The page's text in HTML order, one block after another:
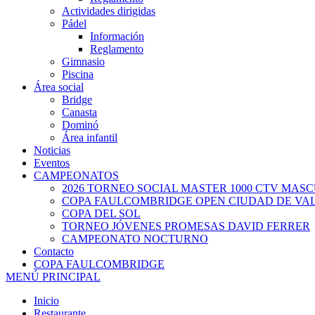
Actividades dirigidas
Pádel
Información
Reglamento
Gimnasio
Piscina
Área social
Bridge
Canasta
Dominó
Área infantil
Noticias
Eventos
CAMPEONATOS
2026 TORNEO SOCIAL MASTER 1000 CTV
COPA FAULCOMBRIDGE OPEN CIUDAD DE
COPA DEL SOL
TORNEO JÓVENES PROMESAS DAVID FERRER
CAMPEONATO NOCTURNO
Contacto
COPA FAULCOMBRIDGE
MENÚ PRINCIPAL
Inicio